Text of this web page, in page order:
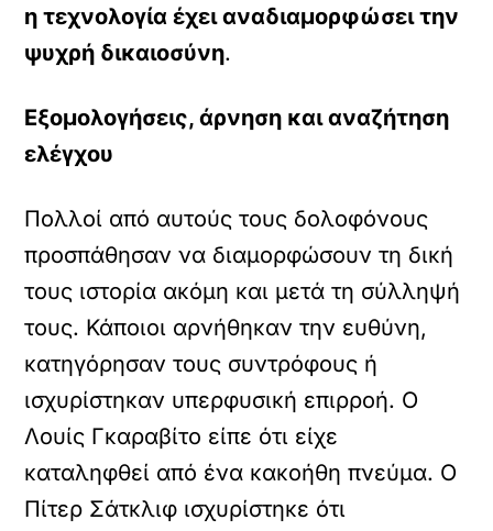
η τεχνολογία έχει αναδιαμορφώσει την
ψυχρή δικαιοσύνη.
Εξομολογήσεις, άρνηση και αναζήτηση
ελέγχου
Πολλοί από αυτούς τους δολοφόνους
προσπάθησαν να διαμορφώσουν τη δική
τους ιστορία ακόμη και μετά τη σύλληψή
τους. Κάποιοι αρνήθηκαν την ευθύνη,
κατηγόρησαν τους συντρόφους ή
ισχυρίστηκαν υπερφυσική επιρροή. Ο
Λουίς Γκαραβίτο είπε ότι είχε
καταληφθεί από ένα κακοήθη πνεύμα. Ο
Πίτερ Σάτκλιφ ισχυρίστηκε ότι